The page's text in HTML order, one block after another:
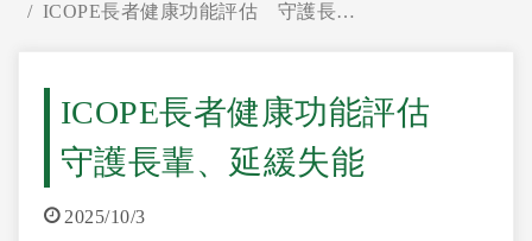
ICOPE長者健康功能評估 守護長輩、延緩失能
ICOPE長者健康功能評估
守護長輩、延緩失能
2025/10/3